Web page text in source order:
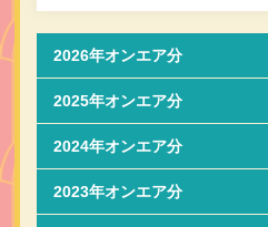
2026年オンエア分
2025年オンエア分
2024年オンエア分
2023年オンエア分